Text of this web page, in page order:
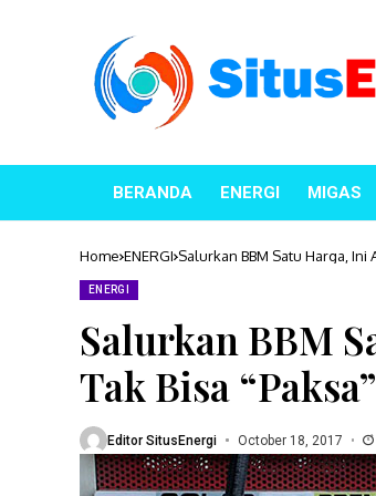
BERANDA ENERGI MIGAS
Home ENERGI Salurkan BBM Satu Harga, Ini
ENERGI
Salurkan BBM
Tak Bisa
Editor SitusEnergi October 18, 2017